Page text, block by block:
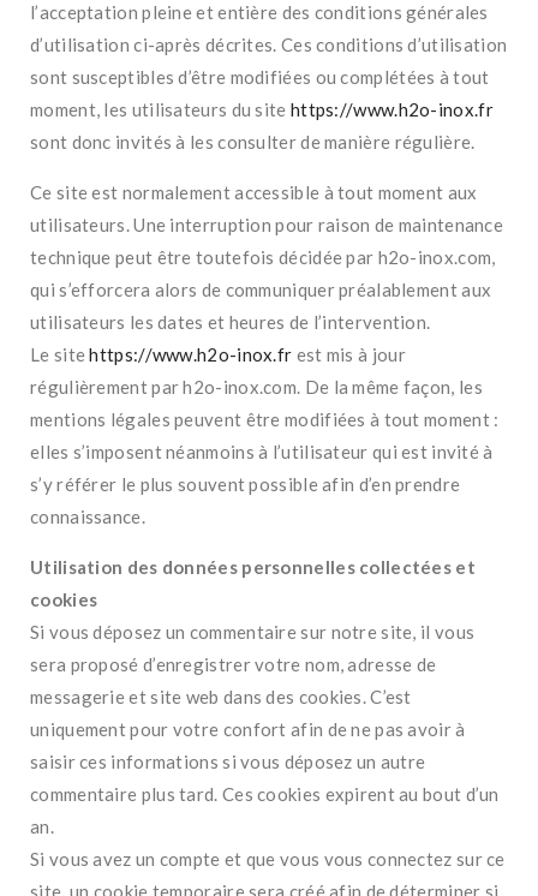
l’acceptation pleine et entière des conditions générales
d’utilisation ci-après décrites. Ces conditions d’utilisation
sont susceptibles d’être modifiées ou complétées à tout
moment, les utilisateurs du site https://www.h2o-inox.fr
sont donc invités à les consulter de manière régulière.
Ce site est normalement accessible à tout moment aux
utilisateurs. Une interruption pour raison de maintenance
technique peut être toutefois décidée par h2o-inox.com,
qui s’efforcera alors de communiquer préalablement aux
utilisateurs les dates et heures de l’intervention.
Le sitehttps://www.h2o-inox.fr est mis à jour
régulièrement par h2o-inox.com. De la même façon, les
mentions légales peuvent être modifiées à tout moment :
elles s’imposent néanmoins à l’utilisateur qui est invité à
s’y référer le plus souvent possible afin d’en prendre
connaissance.
Utilisation des données personnelles collectées et
cookies
Si vous déposez un commentaire sur notre site, il vous
sera proposé d’enregistrer votre nom, adresse de
messagerie et site web dans des cookies. C’est
uniquement pour votre confort afin de ne pas avoir à
saisir ces informations si vous déposez un autre
commentaire plus tard. Ces cookies expirent au bout d’un
an.
Si vous avez un compte et que vous vous connectez sur ce
site, un cookie temporaire sera créé afin de déterminer si